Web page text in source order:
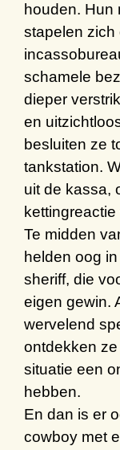
houden. Hun
stapelen zich
schamele
dieper
en
besluiten ze
tankstation. W
uit de kassa,
Te midden
helden oog
sheriff, die
eigen gewin.
wervelend
ontdekken
situatie een
hebben.
En dan is er
cowboy met